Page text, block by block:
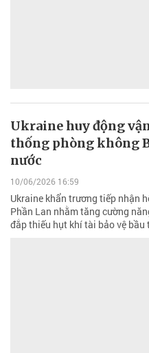
Ukraine huy động
thống phòng không
nước
10/06/2026 16:59
Ukraine khẩn trương tiếp nhận
Phần Lan nhằm tăng cường
đắp thiếu hụt khí tài bảo vệ bầu